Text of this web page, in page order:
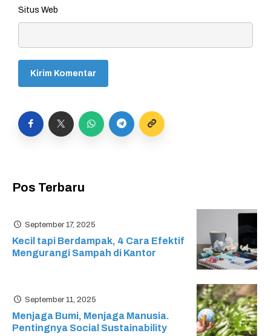
Situs Web
Pos Terbaru
September 17, 2025
Kecil tapi Berdampak, 4 Cara Efektif
Mengurangi Sampah di Kantor
September 11, 2025
Menjaga Bumi, Menjaga Manusia.
Pentingnya Social Sustainability